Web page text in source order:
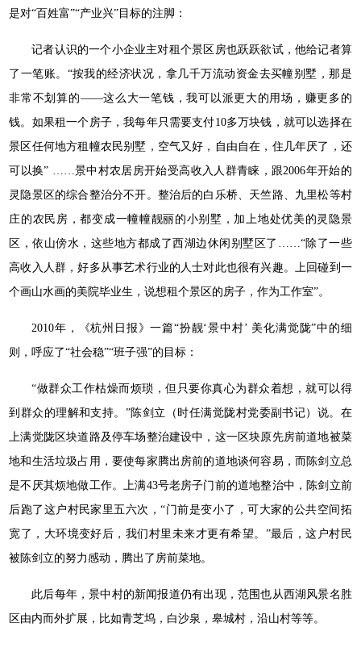
是对“百姓富”“产业兴”目标的注脚：
记者认识的一个小企业主对租个景区房也跃跃欲试，他给记者算
了一笔账。“按我的经济状况，拿几千万流动资金去买幢别墅，那是
非常不划算的——这么大一笔钱，我可以派更大的用场，赚更多的
钱。如果租一个房子，我每年只需要支付10多万块钱，就可以选择在
景区任何地方租幢农民别墅，空气又好，自由自在，住几年厌了，还
可以换” ……景中村农居房开始受高收入人群青睐，跟2006年开始的
灵隐景区的综合整治分不开。整治后的白乐桥、天竺路、九里松等村
庄的农民房，都变成一幢幢靓丽的小别墅，加上地处优美的灵隐景
区，依山傍水，这些地方都成了西湖边休闲别墅区了……“除了一些
高收入人群，好多从事艺术行业的人士对此也很有兴趣。上回碰到一
个画山水画的美院毕业生，说想租个景区的房子，作为工作室”。
2010年，《杭州日报》一篇“扮靓‘景中村’ 美化满觉陇”中的细
则，呼应了“社会稳”“班子强”的目标：
“做群众工作枯燥而烦琐，但只要你真心为群众着想，就可以得
到群众的理解和支持。”陈剑立（时任满觉陇村党委副书记）说。在
上满觉陇区块道路及停车场整治建设中，这一区块原先房前道地被菜
地和生活垃圾占用，要使每家腾出房前的道地谈何容易，而陈剑立总
是不厌其烦地做工作。上满43号老房子门前的道地整治中，陈剑立前
后跑了这户村民家里五六次，“门前是变小了，可大家的公共空间拓
宽了，大环境变好后，我们村里未来才更有希望。”最后，这户村民
被陈剑立的努力感动，腾出了房前菜地。
此后每年，景中村的新闻报道仍有出现，范围也从西湖风景名胜
区由内而外扩展，比如青芝坞，白沙泉，皋城村，沿山村等等。